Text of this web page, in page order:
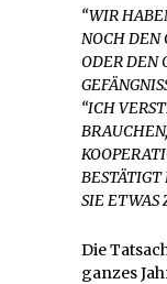
“WIR
NOCH DEN
ODER DEN
“ICH
BESTÄTIGT
SIE ETWAS
Die
ganzes